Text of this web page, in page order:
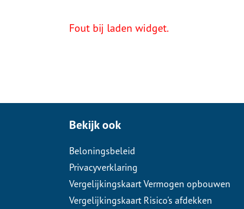
Fout bij laden widget.
Bekijk ook
Beloningsbeleid
Privacyverklaring
Vergelijkingskaart Vermogen opbouwen
Vergelijkingskaart Risico's afdekken